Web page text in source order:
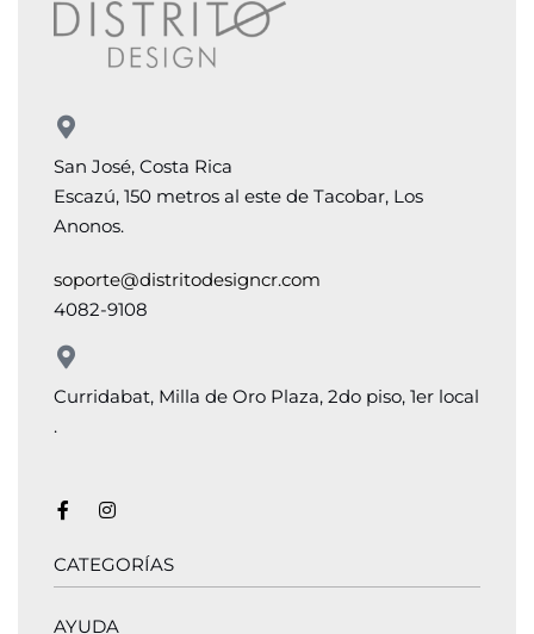
San José, Costa Rica
Escazú, 150 metros al este de Tacobar, Los
Anonos.
soporte@distritodesigncr.com
4082-9108
Curridabat, Milla de Oro Plaza, 2do piso, 1er local
.
CATEGORÍAS
AYUDA